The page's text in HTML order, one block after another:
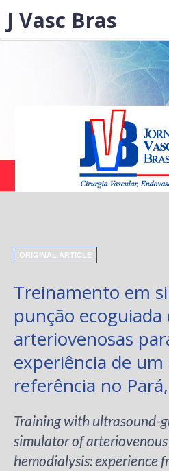
ORIGINAL ARTICLE
Treinamento em
punção
arteriovenosas
experiência de
referência no
Training with ultrasound-
simulator of
hemodialysis: experience
J Vasc Bras